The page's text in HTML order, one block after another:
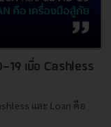
19 เมื่อ Cashless
และ Loan คือ